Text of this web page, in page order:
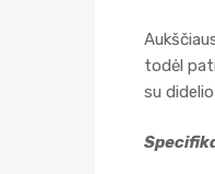
todėl
su